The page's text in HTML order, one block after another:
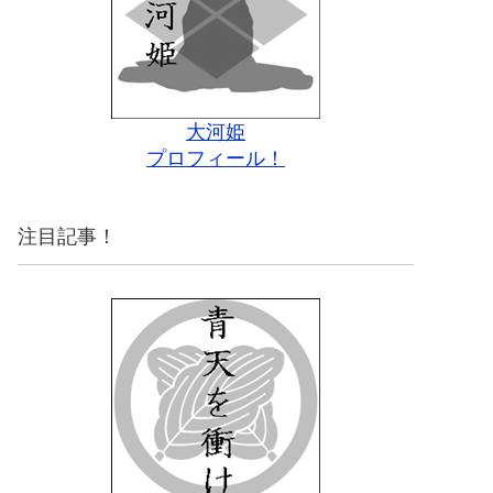
大河姫
プロフィール！
注目記事！